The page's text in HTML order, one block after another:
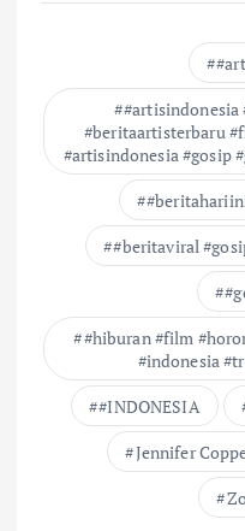
#artisindonesia
#beritaartisterbaru
#artisindonesia #gosip
#beritaviral
#hiburan #film
#indonesia
#INDONESIA
Jennifer